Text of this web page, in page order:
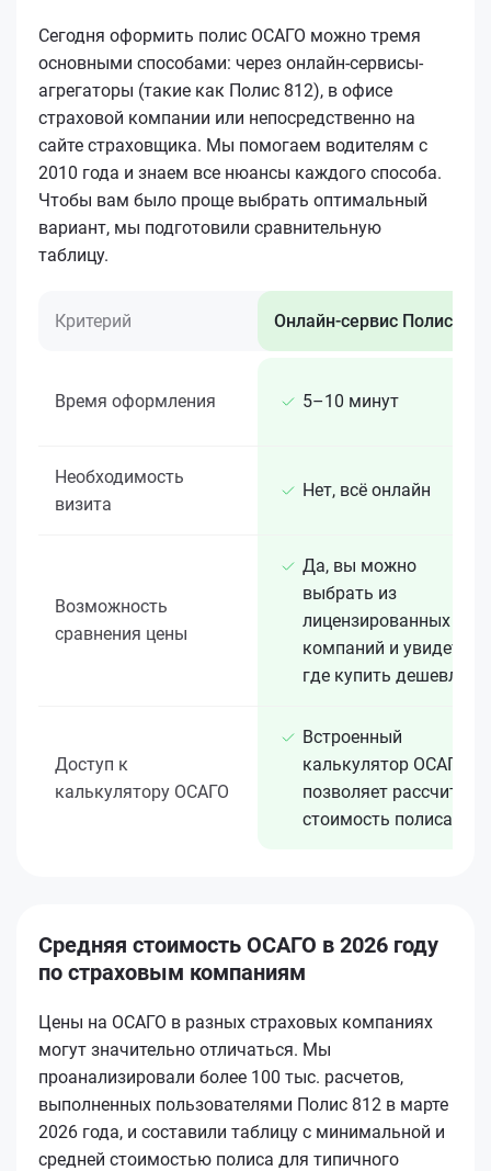
Сегодня оформить полис ОСАГО можно тремя
основными способами: через онлайн-сервисы-
агрегаторы (такие как Полис 812), в офисе
страховой компании или непосредственно на
сайте страховщика. Мы помогаем водителям с
2010 года и знаем все нюансы каждого способа.
Чтобы вам было проще выбрать оптимальный
вариант, мы подготовили сравнительную
таблицу.
Критерий Онлайн-сервис Полис 812
Время оформления 5–10 минут
Необходимость
визита
Нет, всё онлайн
Возможность
сравнения цены
Да, вы можно
выбрать из
лицензированных 15+
компаний и увидеть,
где купить дешевле
Доступ к
калькулятору ОСАГО
Встроенный
калькулятор ОСАГО
позволяет рассчитать
стоимость полиса
Средняя стоимость ОСАГО в 2026 году
по страховым компаниям
Цены на ОСАГО в разных страховых компаниях
могут значительно отличаться. Мы
проанализировали более 100 тыс. расчетов,
выполненных пользователями Полис 812 в марте
2026 года, и составили таблицу с минимальной и
средней стоимостью полиса для типичного